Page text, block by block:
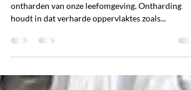
De laatste jaren is er steeds meer aandacht voor
ontharden van onze leefomgeving. Ontharding
houdt in dat verharde oppervlaktes zoals...